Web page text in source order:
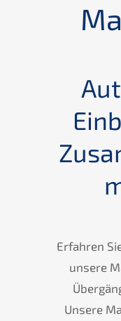
Erfahren
unsere
Unsere